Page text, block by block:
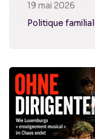
19 mai 2026
Politique